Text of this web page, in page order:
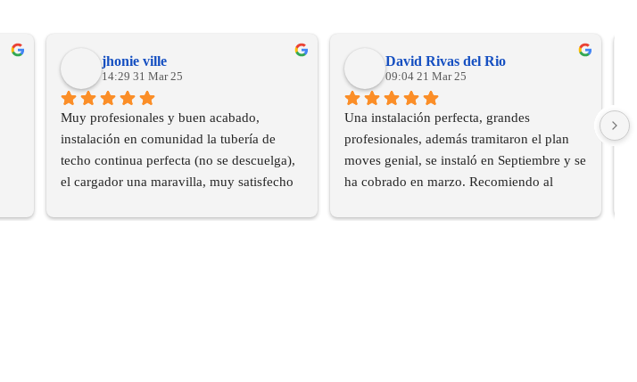
jhonie ville
14:29 31 Mar 25
Muy profesionales y buen acabado,
instalación en comunidad la tubería de
techo continua perfecta (no se descuelga),
el cargador una maravilla, muy satisfecho
David Rivas del Rio
09:04 21 Mar 25
Una instalación perfecta, grandes
profesionales, además tramitaron el plan
moves genial, se instaló en Septiembre y se
ha cobrado en marzo. Recomiendo al